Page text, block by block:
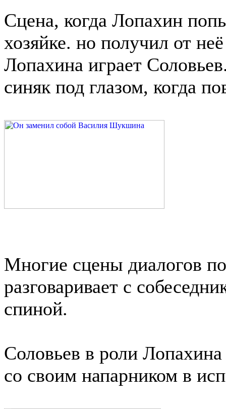
Сцена, когда Лопахин
хозяйке. но получил от
Лопахина играет
синяк под глазом, когда
Многие сцены диалогов
разговаривает с
спиной.
Соловьев в роли Лопахина
со своим напарником в